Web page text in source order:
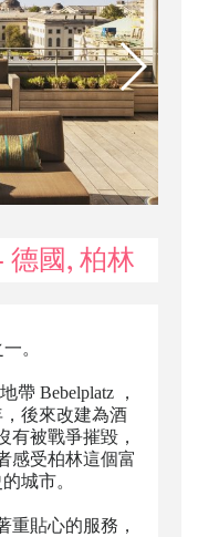
德國, 柏林
。
帶 Bebelplatz ，
後來改建為酒
有被戰爭摧毀，
感受柏林這個富
城市。
重貼心的服務，